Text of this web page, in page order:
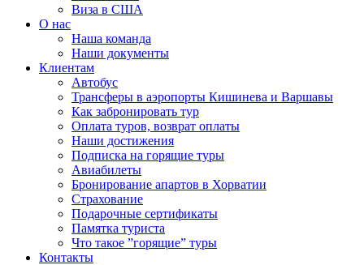
Виза в США
О нас
Наша команда
Наши документы
Клиентам
Автобус
Трансферы в аэропорты Кишинева и Варшавы
Как забронировать тур
Оплата туров, возврат оплаты
Наши достижения
Подписка на горящие туры
Авиабилеты
Бронирование апартов в Хорватии
Страхование
Подарочные сертификаты
Памятка туриста
Что такое ”горящие” туры
Контакты